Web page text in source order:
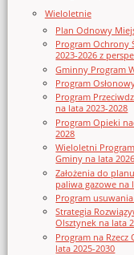
Wieloletnie
Plan Odnowy
Program Ochrony
2023-2026 z
Gminny Program
Program
Program
na lata 2023-2028
Program Opieki
2028
Wieloletni
Gminy na lata
Założenia do
paliwa gazowe na
Program
Strategia
Olsztynek na lata
Program na Rzecz
lata 2025-2030